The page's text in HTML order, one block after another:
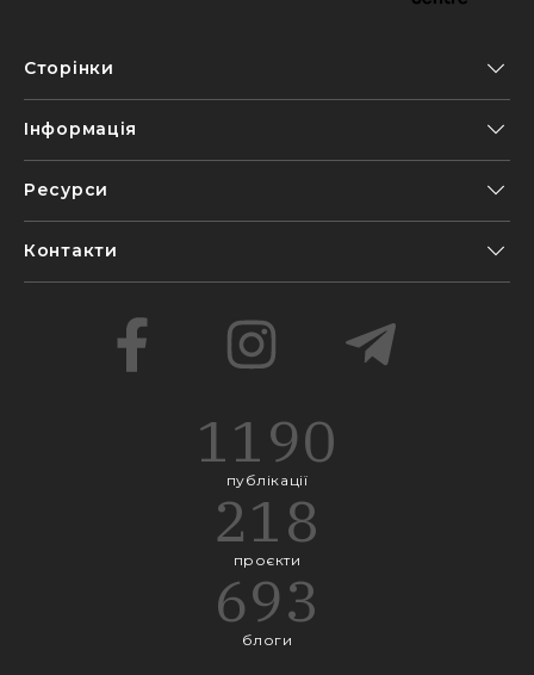
Сторінки
Інформація
Ресурси
Контакти
1190
публікації
218
проєкти
693
блоги